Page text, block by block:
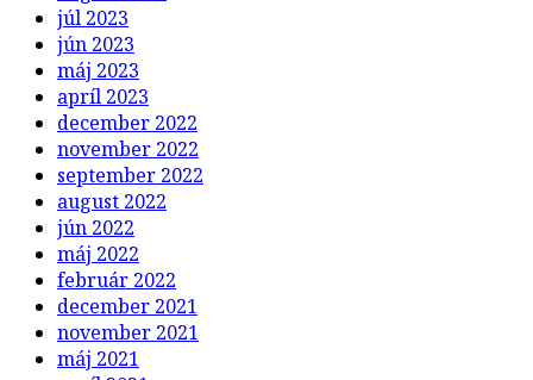
júl 2023
jún 2023
máj 2023
apríl 2023
december 2022
november 2022
september 2022
august 2022
jún 2022
máj 2022
február 2022
december 2021
november 2021
máj 2021